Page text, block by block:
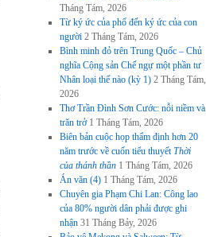
Tháng Tám, 2026
Từ ký ức của phố đến ký ức của con
người 2 Tháng Tám, 2026
Bình minh đỏ trên Trung Quốc – Chủ
nghĩa Cộng sản Chế ngự một phần tư
Nhân loại thế nào (kỳ 1) 2 Tháng Tám,
2026
Thơ Trần Đình Sơn Cước: nỗi niềm và
trăn trở 1 Tháng Tám, 2026
Biên bản cuộc họp thẩm định hơn 20
năm trước về cuốn tiểu thuyếtThời
của thánh thần 1 Tháng Tám, 2026
Án văn (4) 1 Tháng Tám, 2026
Chuyên gia Phạm Chi Lan: Công lao
của 80% người dân phải được ghi
nhận 31 Tháng Bảy, 2026